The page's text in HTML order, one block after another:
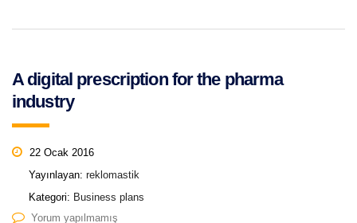
A digital prescription for the pharma
industry
22 Ocak 2016
Yayınlayan: reklomastik
Kategori: Business plans
Yorum yapılmamış